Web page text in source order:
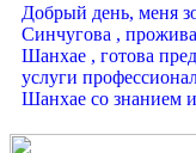
Добрый день, меня
Синчугова ,
Шанхае , готова
услуги
Шанхае со знанием